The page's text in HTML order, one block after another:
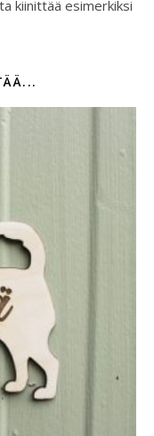
kiinittää esimerkiksi